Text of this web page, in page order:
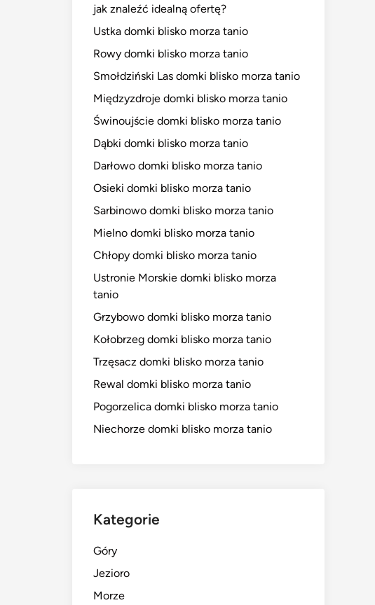
jak znaleźć idealną ofertę?
Ustka domki blisko morza tanio
Rowy domki blisko morza tanio
Smołdziński Las domki blisko morza tanio
Międzyzdroje domki blisko morza tanio
Świnoujście domki blisko morza tanio
Dąbki domki blisko morza tanio
Darłowo domki blisko morza tanio
Osieki domki blisko morza tanio
Sarbinowo domki blisko morza tanio
Mielno domki blisko morza tanio
Chłopy domki blisko morza tanio
Ustronie Morskie domki blisko morza
tanio
Grzybowo domki blisko morza tanio
Kołobrzeg domki blisko morza tanio
Trzęsacz domki blisko morza tanio
Rewal domki blisko morza tanio
Pogorzelica domki blisko morza tanio
Niechorze domki blisko morza tanio
Kategorie
Góry
Jezioro
Morze